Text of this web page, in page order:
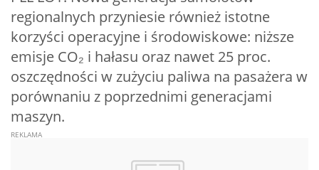
regionalnych przyniesie również istotne
korzyści operacyjne i środowiskowe: niższe
emisje CO₂ i hałasu oraz nawet 25 proc.
oszczędności w zużyciu paliwa na pasażera w
porównaniu z poprzednimi generacjami
maszyn.